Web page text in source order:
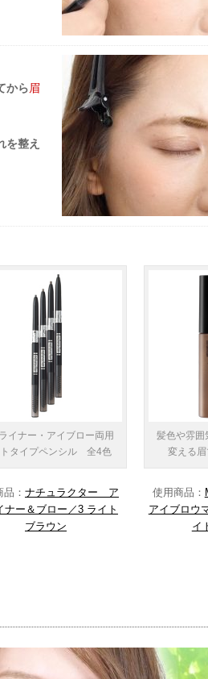
から眉
を整え
イナー・アイブロー両用
タイプペンシル 全4色
： ナチュラクター ア
ナー＆ブロー／3 ライト
ブラウン
髪色や雰囲
変える
使用商品：
アイブロウ
イ